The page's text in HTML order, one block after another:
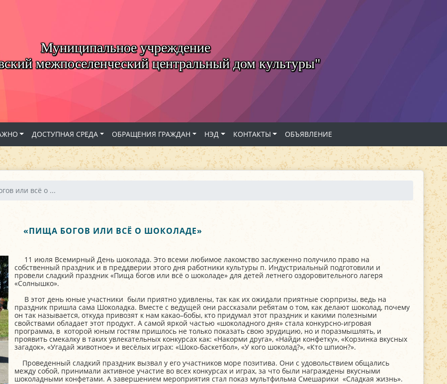
Муниципальное учреждение
межпоселенческий центральный дом культуры"
ДОСТУПНАЯ СРЕДА ОБРАЩЕНИЯ ГРАЖДАН НЭД КОНТАКТЫ ОБЪЯВЛЕНИЕ
или всё о ...
«ПИЩА БОГОВ ИЛИ ВСЁ О ШОКОЛАДЕ»
11 июля Всемирный День шоколада. Это всеми любимое лакомство заслуженно получило право на
собственный праздник и в преддверии этого дня работники культуры п. Индустриальный подготовили и
провели сладкий праздник «Пища богов или всё о шоколаде» для детей летнего оздоровительного лагеря
«Солнышко».
В этот день юные участники были приятно удивлены, так как их ожидали приятные сюрпризы, ведь на
праздник пришла сама Шоколадка. Вместе с ведущей они рассказали ребятам о том, как делают шоколад, почему
он так называется, откуда привозят к нам какао–бобы, кто придумал этот праздник и какими полезными
свойствами обладает этот продукт. А самой яркой частью «шоколадного дня» стала конкурсно-игровая
программа, в которой юным гостям пришлось не только показать свою эрудицию, но и поразмышлять, и
проявить смекалку в таких увлекательных конкурсах как: «Накорми друга», «Найди конфетку», «Корзинка вкусных
загадок», «Угадай животное» и весёлых играх: «Шоко-баскетбол», «У кого шоколад?», «Кто шпион?».
Проведенный сладкий праздник вызвал у его участников море позитива. Они с удовольствием общались
между собой, принимали активное участие во всех конкурсах и играх, за что были награждены вкусными
шоколадными конфетами. А завершением мероприятия стал показ мультфильма Смешарики «Сладкая жизнь».